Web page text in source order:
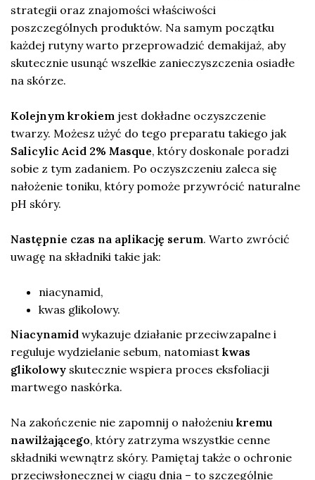
strategii oraz znajomości właściwości
poszczególnych produktów. Na samym początku
każdej rutyny warto przeprowadzić demakijaż, aby
skutecznie usunąć wszelkie zanieczyszczenia osiadłe
na skórze.
Kolejnym krokiem jest dokładne oczyszczenie
twarzy. Możesz użyć do tego preparatu takiego jak
Salicylic Acid 2% Masque, który doskonale poradzi
sobie z tym zadaniem. Po oczyszczeniu zaleca się
nałożenie toniku, który pomoże przywrócić naturalne
pH skóry.
Następnie czas na aplikację serum. Warto zwrócić
uwagę na składniki takie jak:
niacynamid,
kwas glikolowy.
Niacynamid wykazuje działanie przeciwzapalne i
reguluje wydzielanie sebum, natomiast kwas
glikolowy skutecznie wspiera proces eksfoliacji
martwego naskórka.
Na zakończenie nie zapomnij o nałożeniu kremu
nawilżającego, który zatrzyma wszystkie cenne
składniki wewnątrz skóry. Pamiętaj także o ochronie
przeciwsłonecznej w ciągu dnia – to szczególnie